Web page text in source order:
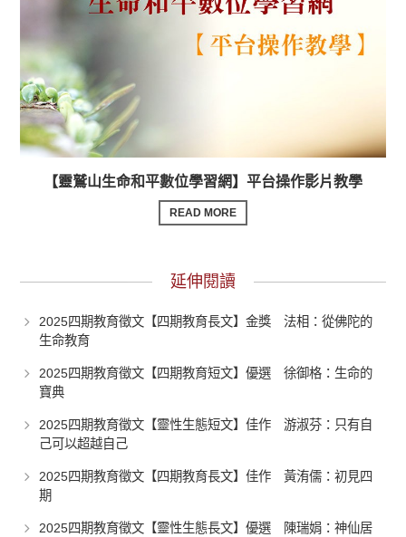
【靈鷲山生命和平數位學習網】平台操作影片教學
READ MORE
延伸閱讀
2025四期教育徵文【四期教育長文】金獎 法相：從佛陀的
生命教育
2025四期教育徵文【四期教育短文】優選 徐御格：生命的
寶典
2025四期教育徵文【靈性生態短文】佳作 游淑芬：只有自
己可以超越自己
2025四期教育徵文【四期教育長文】佳作 黃洧儒：初見四
期
2025四期教育徵文【靈性生態長文】優選 陳瑞娟：神仙居